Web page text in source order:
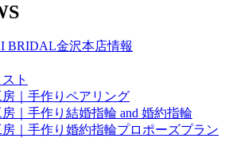
BRIDAL金沢本店情報
ト
｜手作りペアリング
｜手作り結婚指輪 and 婚約指輪
｜手作り婚約指輪プロポーズプラン